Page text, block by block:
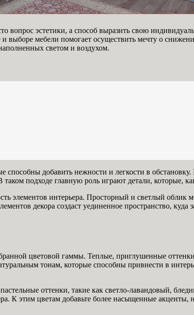
эстетики, а способ выразить свою
выборе мебели помогает осуществить мечту о
светом и воздухом.
способны добавить нежности и легкости в
подходе главную роль играют детали, которые,
элементов интерьера. Просторный и светлый облик
декора создаст уединенное пространство, куда
цветовой гаммы. Теплые, приглушенные
тонам, которые способны привнести в
оттенки, такие как светло-лавандовый,
К этим цветам добавьте более насыщенные